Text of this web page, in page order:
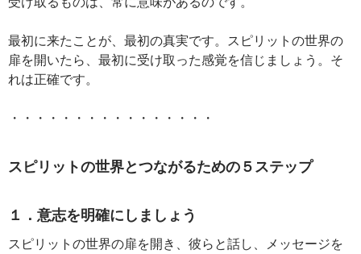
最初に来たことが、最初の真実です。スピリットの世界の
扉を開いたら、最初に受け取った感覚を信じましょう。そ
れは正確です。
・・・・・・・・・・・・・・・・
スピリットの世界とつながるための５ステップ
１．意志を明確にしましょう
スピリットの世界の扉を開き、彼らと話し、メッセージを